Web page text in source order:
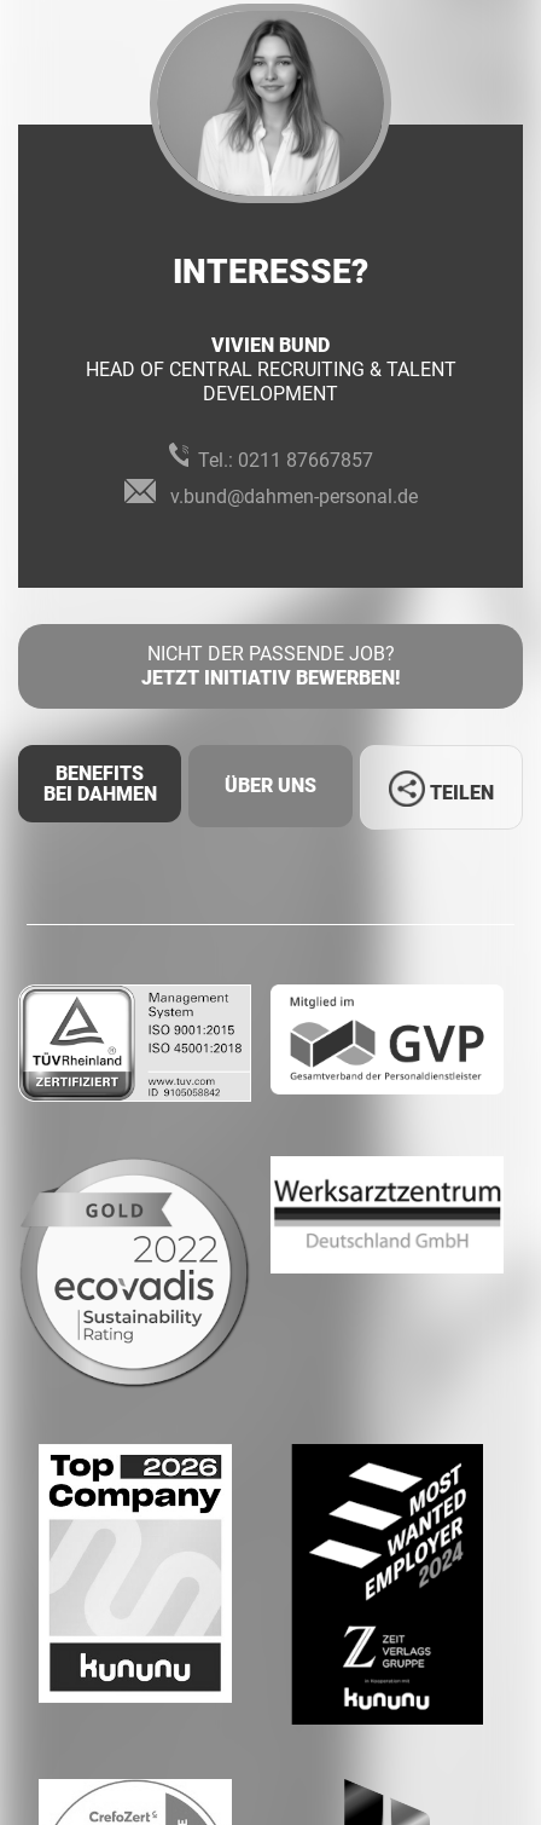
INTERESSE?
VIVIEN BUND
HEAD OF CENTRAL RECRUITING & TALENT
DEVELOPMENT
Tel.: 0211 87667857
v.bund@dahmen-personal.de
NICHT DER PASSENDE JOB?
JETZT INITIATIV BEWERBEN!
BENEFITS
BEI DAHMEN
ÜBER UNS TEILEN